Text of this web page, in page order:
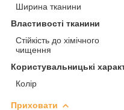
Ширина тканини
Властивості тканини
Стійкість до хімічного
чищення
Користувальницькі
Колір
Приховати